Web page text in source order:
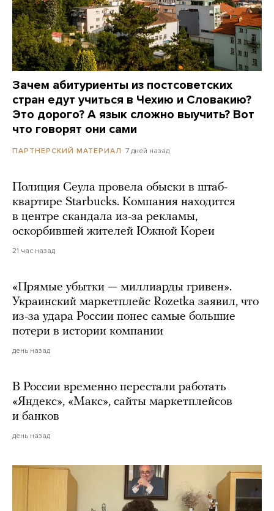
Зачем абитуриенты из постсоветских
стран едут учиться в Чехию и Словакию?
Это дорого? А язык сложно выучить? Вот
что говорят они сами
ПАРТНЕРСКИЙ МАТЕРИАЛ 7 дней назад
Полиция Сеула провела обыски в штаб-
квартире Starbucks. Компания находится
в центре скандала из-за рекламы,
оскорбившей жителей Южной Кореи
21 час назад
«Прямые убытки — миллиарды гривен».
Украинский маркетплейс Rozetka заявил, что
из-за удара России понес самые большие
потери в истории компании
день назад
В России временно перестали работать
«Яндекс», «Макс», сайты маркетплейсов
и банков
день назад